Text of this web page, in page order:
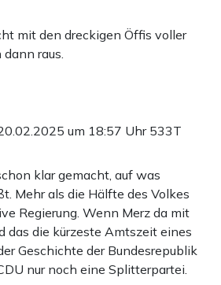
mit den dreckigen Öffis voller
raus.
um 18:57 Uhr 533T
klar gemacht, auf was
Mehr als die Hälfte des Volkes
Regierung. Wenn Merz da mit
das die kürzeste Amtszeit eines
Geschichte der Bundesrepublik
nur noch eine Splitterpartei.